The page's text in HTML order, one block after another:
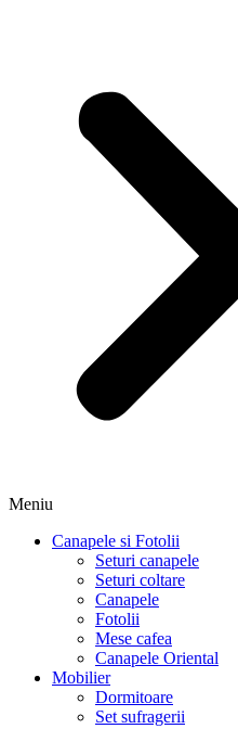
Meniu
Canapele si Fotolii
Seturi canapele
Seturi coltare
Canapele
Fotolii
Mese cafea
Canapele Oriental
Mobilier
Dormitoare
Set sufragerii